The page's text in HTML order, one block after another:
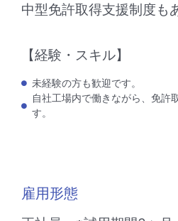
中型免許取得支援制度も
【経験・スキル】
未経験の方も歓迎です。
自社工場内で働きながら、免許
す。
雇用形態